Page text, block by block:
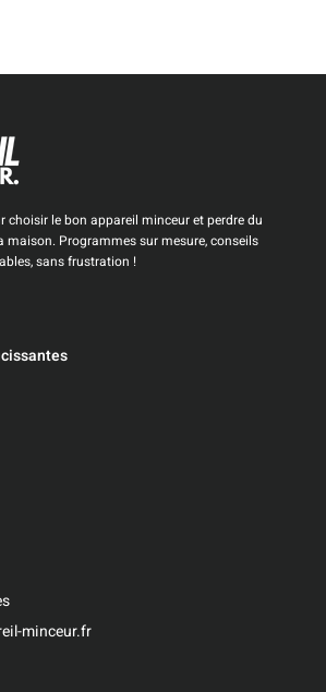
choisir le bon appareil minceur et perdre du
maison. Programmes sur mesure, conseils
sans frustration !
minceur.fr